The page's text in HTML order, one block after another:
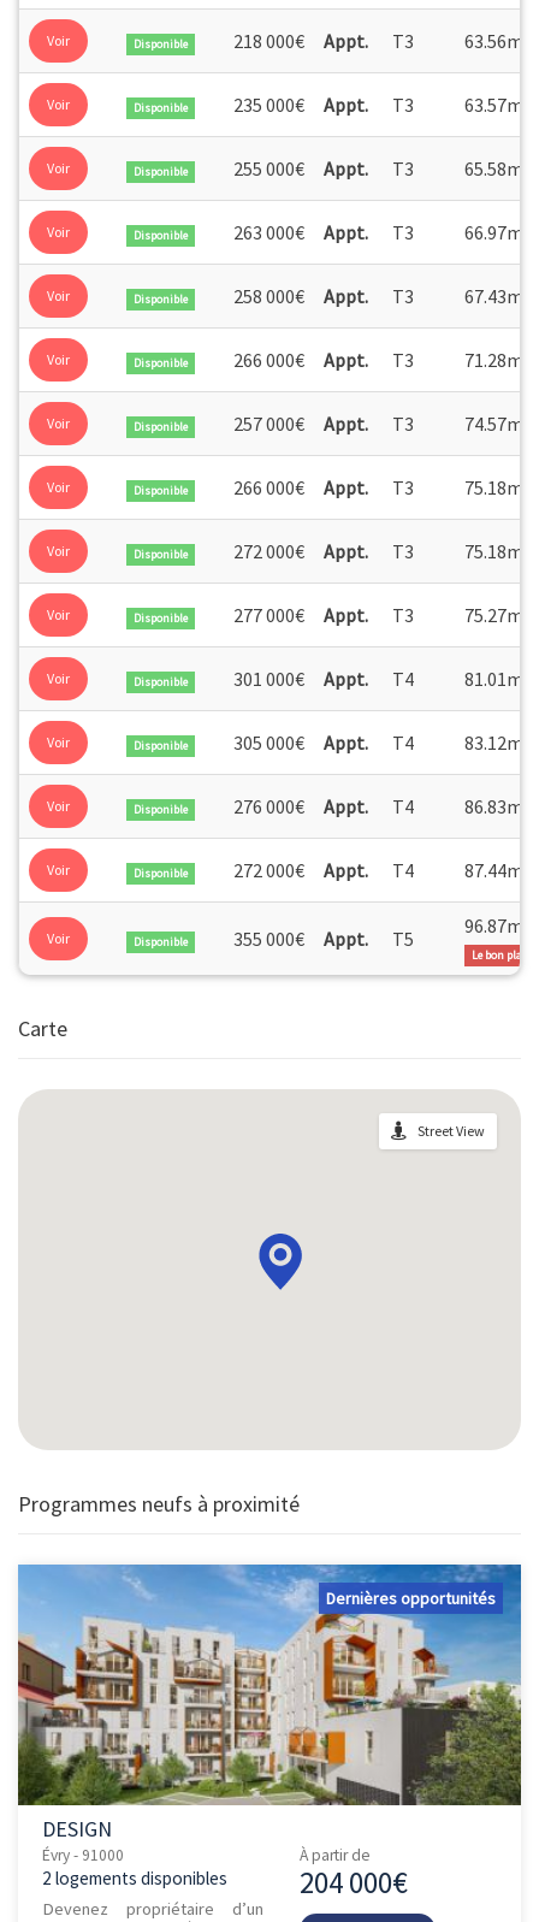
Voir Disponible 218 000€ Appt. T3 63.56m
Voir Disponible 235 000€ Appt. T3 63.57m
Voir Disponible 255 000€ Appt. T3 65.58m
Voir Disponible 263 000€ Appt. T3 66.97m
Voir Disponible 258 000€ Appt. T3 67.43m
Voir Disponible 266 000€ Appt. T3 71.28m
Voir Disponible 257 000€ Appt. T3 74.57m
Voir Disponible 266 000€ Appt. T3 75.18m
Voir Disponible 272 000€ Appt. T3 75.18m
Voir Disponible 277 000€ Appt. T3 75.27m
Voir Disponible 301 000€ Appt. T4 81.01m
Voir Disponible 305 000€ Appt. T4 83.12m
Voir Disponible 276 000€ Appt. T4 86.83m
Voir Disponible 272 000€ Appt. T4 87.44m
Voir Disponible 355 000€ Appt. T5
96.87m
Le bon plan
Carte
Street View
Programmes neufs à proximité
Dernières opportunités
DESIGN
Évry - 91000
2 logements disponibles
Devenez propriétaire d’un
À partir de
204 000€